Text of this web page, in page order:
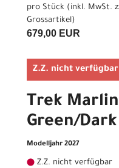
pro Stück (inkl. MwSt.
Grossartikel)
679,00 EUR
Z.Z. nicht verfügbar
Trek
Green/
Modelljahr 2027
Z.Z. nicht verfügbar